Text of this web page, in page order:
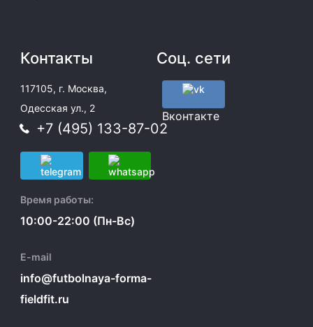
Контакты
117105, г. Москва,
Одесская ул., 2
+7 (495) 133-87-02
Время работы:
10:00-22:00 (Пн-Вс)
E-mail
info@futbolnaya-forma-
fieldfit.ru
Соц. сети
Вконтакте